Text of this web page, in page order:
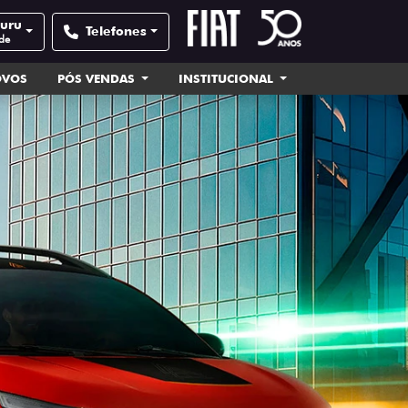
Telefones
PÓS VENDAS INSTITUCIONAL